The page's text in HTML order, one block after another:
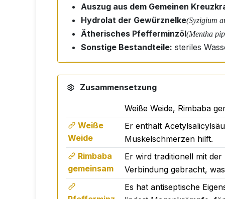
Auszug aus dem Gemeinen
Hydrolat der Gewürznelke(Syzigium
Ätherisches Pfefferminzöl(Mentha
Sonstige Bestandteile: steriles
Sorbitol, Salzsäure,
Das Spray wird direkt in die Mundhöhle
Erwachsene: 3 x täglich 2
Kinder ab 3 Jahren:2 x täglich 2
Die empfohlene Tagesdosis darfnicht
gedacht und ist nicht für Kinder unter 3
Zusammensetzung
Weiße Weide, Rimbaba
Weiße
Weide
Er enthält
Muskelschmerzen hilft.
Rimbaba
gemeinsam
Er wird traditionell mit
Verbindung gebracht,
Es hat antiseptische